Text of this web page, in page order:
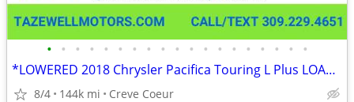
• • • • • • • • • • • • • • • • • • •
*LOWERED 2018 Chrysler Pacifica Touring L Plus LOADED FREE WARRANTY
8/4 144k mi Creve Coeur